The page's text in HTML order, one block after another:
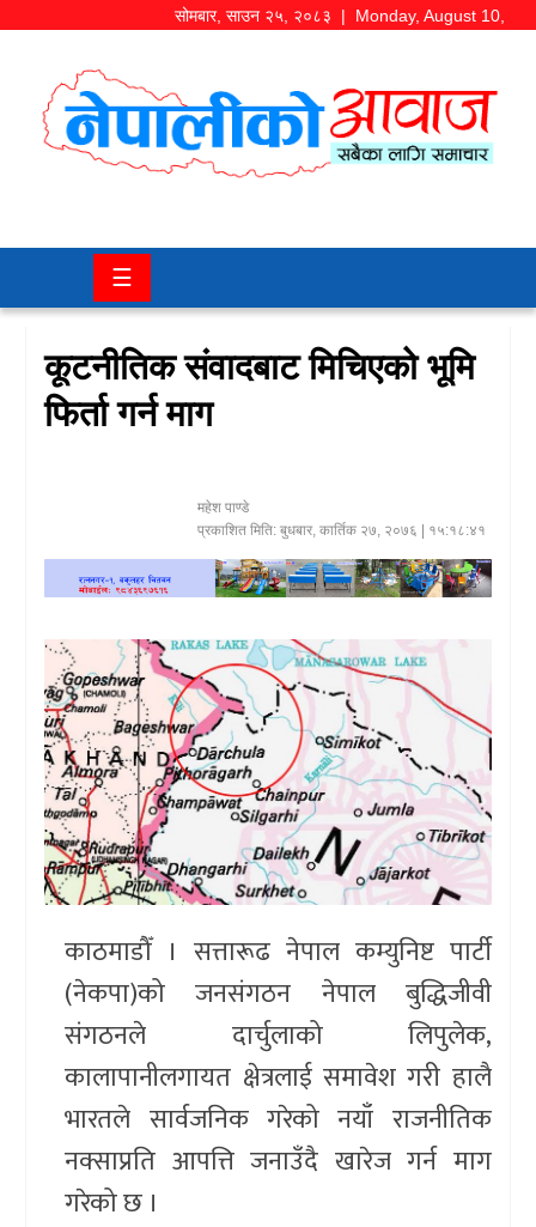
सोमबार,साउन २५, २०८३ | Monday, August 10,
समाज/
चितवन
मनोरञ्जन
खेलकुद
प्रवास/
विश्व
स्वास्थ्य/
रोचक
विचार/
अन्तर्वार्ता
☰
कूटनीतिक संवादबाट मिचिएको भूमि
फिर्ता गर्न माग
महेश पाण्डे
प्रकाशित मिति: बुधबार, कार्तिक २७, २०७६ | १५:१८:४१
काठमाडौँ । सत्तारूढ नेपाल कम्युनिष्ट पार्टी
(नेकपा)को जनसंगठन नेपाल बुद्धिजीवी
संगठनले दार्चुलाको लिपुलेक,
कालापानीलगायत क्षेत्रलाई समावेश गरी हालै
भारतले सार्वजनिक गरेको नयाँ राजनीतिक
नक्साप्रति आपत्ति जनाउँदै खारेज गर्न माग
गरेको छ ।